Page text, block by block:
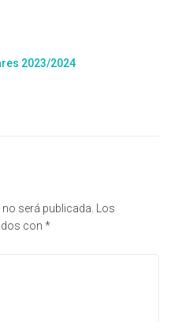
2023/2024
será publicada.
Los
con *